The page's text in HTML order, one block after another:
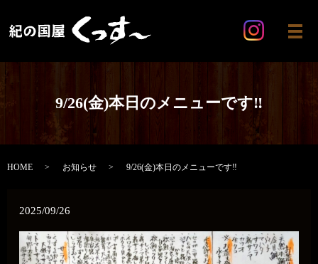
メ
9/26(金)本日のメニューです‼️
HOME お知らせ 9/26(金)本日のメニューです‼️
2025/09/26